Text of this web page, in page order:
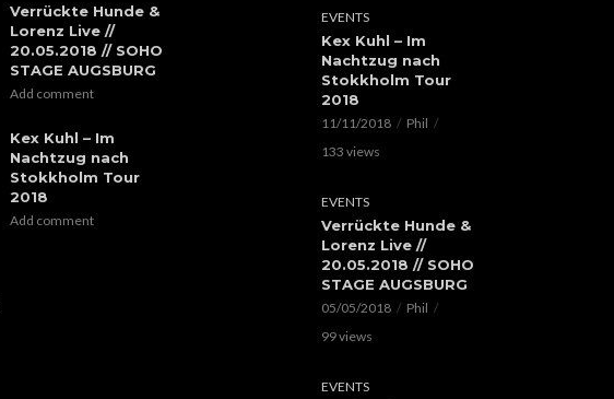
Verrückte Hunde &
Lorenz Live //
20.05.2018 // SOHO
STAGE AUGSBURG
Add comment
Kex Kuhl – Im
Nachtzug nach
Stokkholm Tour
2018
Add comment
EVENTS
Kex Kuhl – Im
Nachtzug nach
Stokkholm Tour
2018
11/11/2018
Phil
133 views
EVENTS
Verrückte Hunde &
Lorenz Live //
20.05.2018 // SOHO
STAGE AUGSBURG
05/05/2018
Phil
99 views
EVENTS